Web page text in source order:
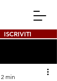
ISCRIVITI
min